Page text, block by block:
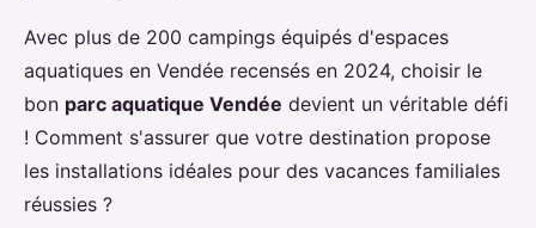
Avec plus de 200 campings équipés d'espaces
aquatiques en Vendée recensés en 2024, choisir le
bon parc aquatique Vendée devient un véritable défi
! Comment s'assurer que votre destination propose
les installations idéales pour des vacances familiales
réussies ?